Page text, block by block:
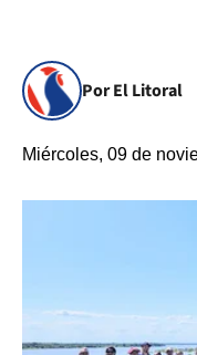
Por El Litoral
Miércoles, 09 de